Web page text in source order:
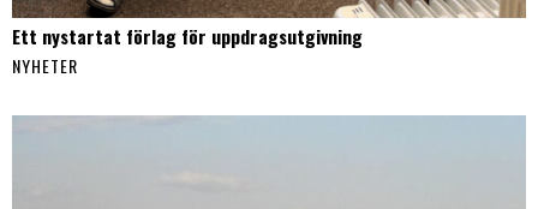
Ett nystartat förlag för uppdragsutgivning
NYHETER